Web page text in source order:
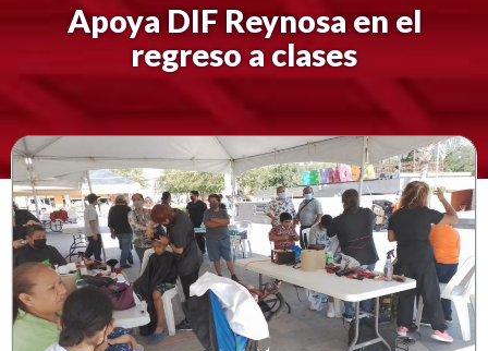
Apoya DIF Reynosa en el
regreso a clases